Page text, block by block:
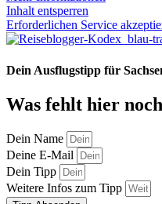
Inhalt entsperren
Erforderlichen Service
Dein Ausflugstipp für
Was fehlt hier
Dein Name
Deine E-Mail
Dein Tipp
Weitere Infos zum Tipp